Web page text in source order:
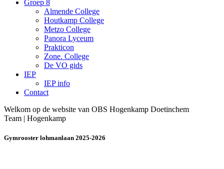
Groep 8
Almende College
Houtkamp College
Metzo College
Panora Lyceum
Prakticon
Zone. College
De VO gids
IEP
IEP info
Contact
Welkom op de website van OBS Hogenkamp Doetinchem
Team | Hogenkamp
Gymrooster lohmanlaan 2025-2026